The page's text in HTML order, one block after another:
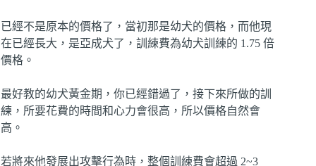
已經不是原本的價格了，當初那是幼犬的價格，而他現
在已經長大，是亞成犬了，訓練費為幼犬訓練的 1.75 倍
價格。
最好教的幼犬黃金期，你已經錯過了，接下來所做的訓
練，所要花費的時間和心力會很高，所以價格自然會
高。
若將來他發展出攻擊行為時，整個訓練費會超過 2~3